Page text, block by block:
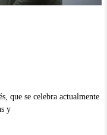
que se celebra actualmente
y